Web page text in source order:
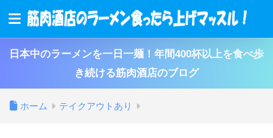
日本中のラーメンを一日一麺！年間400杯以上を食べ歩
き続ける筋肉酒店のブログ
ホーム テイクアウトあり